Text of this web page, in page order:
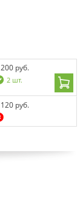
руб.
2 шт.
руб.